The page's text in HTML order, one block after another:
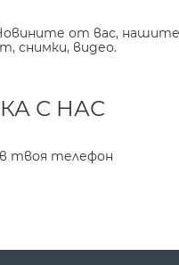
от вас,
снимки, видео.
С НАС
в твоя телефон